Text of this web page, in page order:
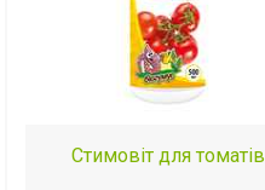
Стимовіт для томатів